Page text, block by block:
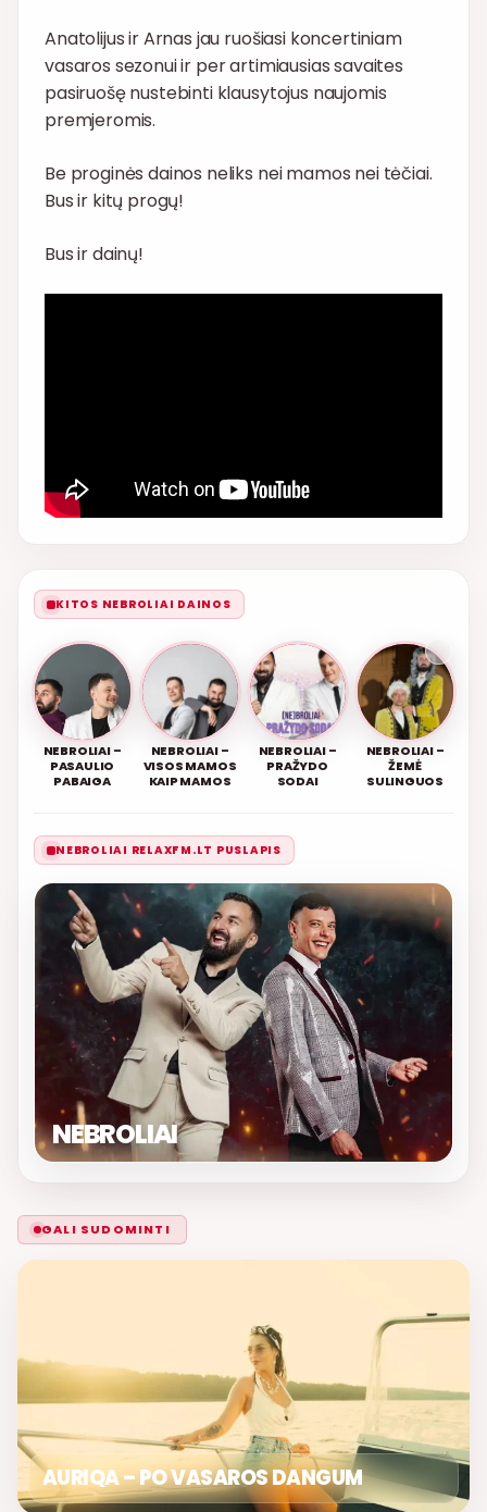
Anatolijus ir Arnas jau ruošiasi koncertiniam
vasaros sezonui ir per artimiausias savaites
pasiruošę nustebinti klausytojus naujomis
premjeromis.
Be proginės dainos neliks nei mamos nei tėčiai.
Bus ir kitų progų!
Bus ir dainų!
KITOS NEBROLIAI DAINOS
NEBROLIAI –
PASAULIO
PABAIGA
NEBROLIAI –
VISOS MAMOS
KAIP MAMOS
NEBROLIAI –
PRAŽYDO
SODAI
NEBROLIAI –
ŽEMĖ
SULINGUOS
NEBROLIAI RELAXFM.LT PUSLAPIS
NEBROLIAI
GALI SUDOMINTI
AURIQA – PO VASAROS DANGUM